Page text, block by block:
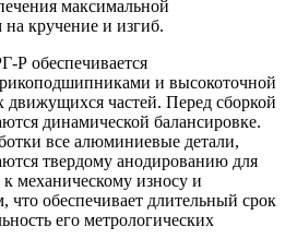
максимальной
на кручение и изгиб.
Р обеспечивается
и высокоточной
движущихся частей. Перед сборкой
динамической балансировке.
все алюминиевые детали,
твердому анодированию для
механическому износу и
что обеспечивает длительный срок
его метрологических